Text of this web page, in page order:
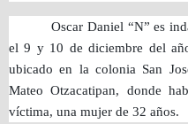
Oscar Daniel “N” es
el 9 y 10 de diciembre del
ubicado en la colonia San
Mateo Otzacatipan, donde
víctima, una mujer de 32 años.